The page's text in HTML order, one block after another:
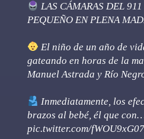
LAS CÁMARAS DEL
PEQUEÑO EN PLENA
El niño de un año de
gateando en horas de la
Manuel Astrada y Río
Inmediatamente, los
brazos al bebé, él que
pic.twitter.com/